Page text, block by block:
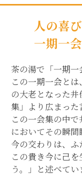
人の喜
一期一
茶の湯で「一期一
この一期一会と
の大老となった
集」より広まった
この一会集の中
においてその瞬
今の交わりは、ふ
この貴き今に己
う。」と述べてい